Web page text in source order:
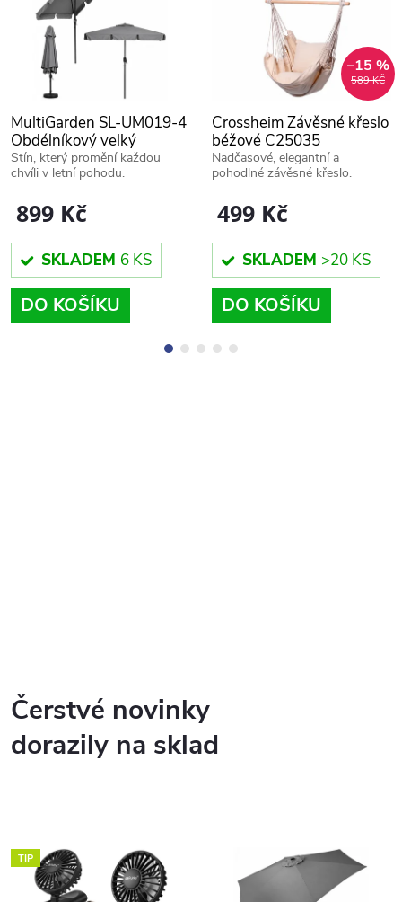
MultiGarden SL-UM019-4
Obdélníkový velký
zahradní slunečník šikmý
sklápěcí s klikou šedý
899 Kč
SKLADEM 6 KS
DO KOŠÍKU
Stín, který promění každou
chvíli v letní pohodu.
589 KČ
–15 %
Crossheim Závěsné křeslo
béžové C25035
499 Kč
SKLADEM >20 KS
DO KOŠÍKU
Nadčasové, elegantní a
pohodlné závěsné křeslo.
Čerstvé novinky
dorazily na sklad
TIP